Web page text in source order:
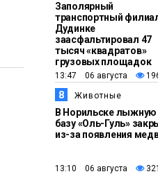
Заполярный
транспортный
Дудинке
заасфальтировал 47
тысяч «квадратов»
грузовых площадок
13:47 06 августа
8 Животные
В Норильске лыжную
базу «Оль-Гуль»
из-за появления
13:10 06 августа 321